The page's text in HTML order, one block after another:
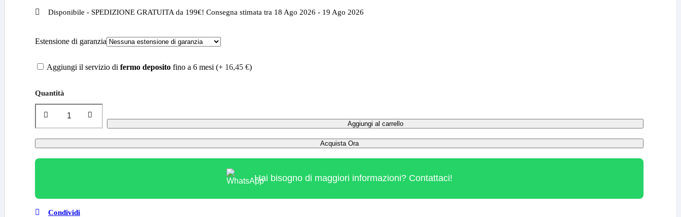
Disponibile - SPEDIZIONE GRATUITA da 199€! Consegna stimata tra 18 Ago 2026 - 19 Ago 2026
Estensione di garanzia
Aggiungi il servizio di fermo deposito fino a 6 mesi (+ 16,45 €)
Quantità
Aggiungi al carrello
Acquista Ora
Hai bisogno di maggiori informazioni? Contattaci!
Condividi